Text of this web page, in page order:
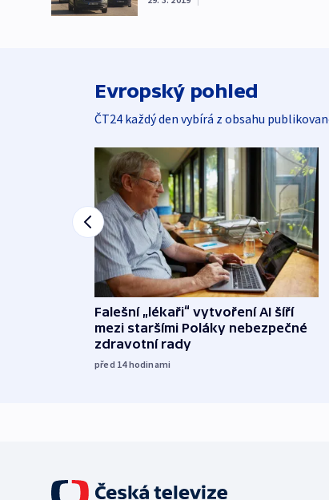
Evropský pohled
ČT24 každý den vybírá z obsahu
Falešní „lékaři“ vytvoření AI šíří
mezi staršími Poláky nebezpečné
zdravotní rady
před 14hodinami